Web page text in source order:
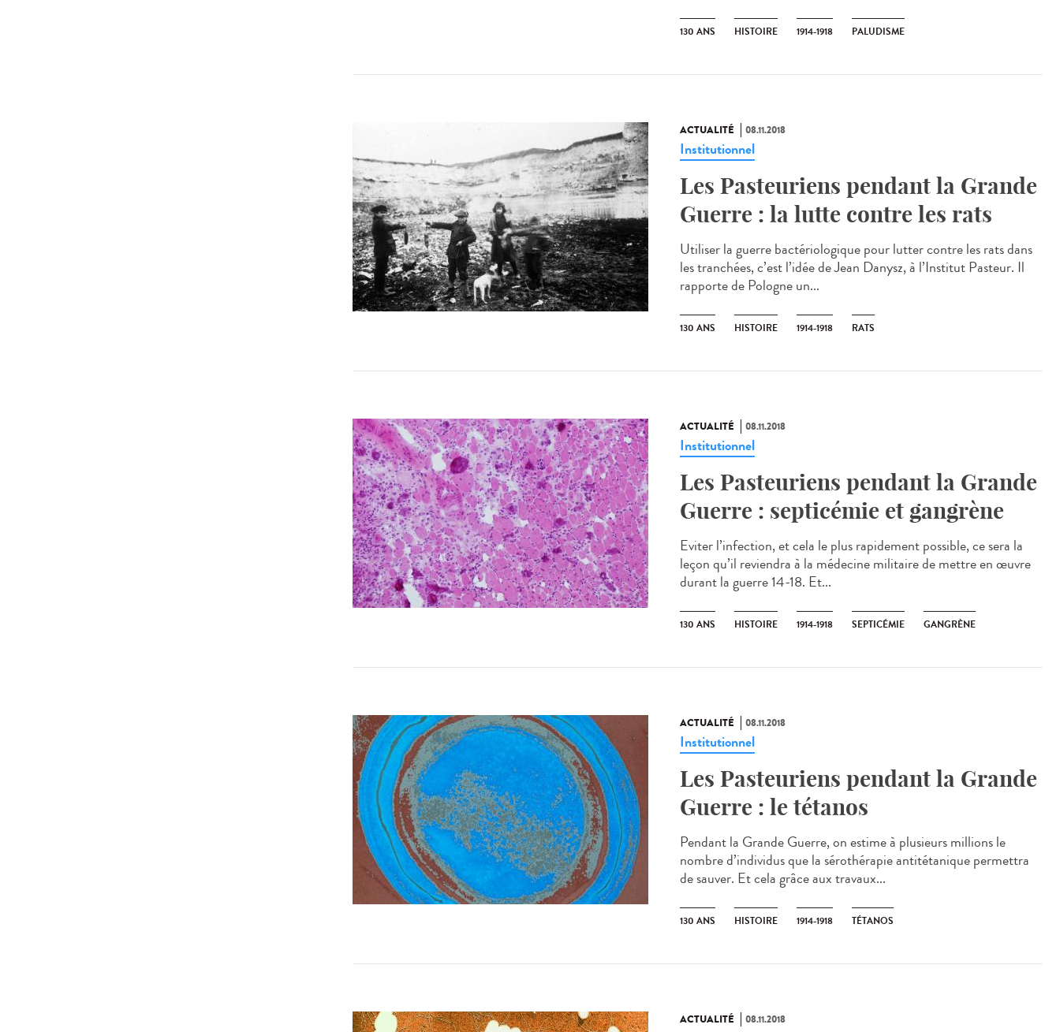
130 ANS HISTOIRE 1914-1918 PALUDISME
ACTUALITÉ 08.11.2018
Institutionnel
Les Pasteuriens pendant la Grande
Guerre : la lutte contre les rats
Utiliser la guerre bactériologique pour lutter contre les rats dans
les tranchées, c’est l’idée de Jean Danysz, à l’Institut Pasteur. Il
rapporte de Pologne un...
130 ANS HISTOIRE 1914-1918 RATS
ACTUALITÉ 08.11.2018
Institutionnel
Les Pasteuriens pendant la Grande
Guerre : septicémie et gangrène
Eviter l’infection, et cela le plus rapidement possible, ce sera la
leçon qu’il reviendra à la médecine militaire de mettre en œuvre
durant la guerre 14-18. Et...
130 ANS HISTOIRE 1914-1918 SEPTICÉMIE GANGRÈNE
ACTUALITÉ 08.11.2018
Institutionnel
Les Pasteuriens pendant la Grande
Guerre : le tétanos
Pendant la Grande Guerre, on estime à plusieurs millions le
nombre d’individus que la sérothérapie antitétanique permettra
de sauver. Et cela grâce aux travaux...
130 ANS HISTOIRE 1914-1918 TÉTANOS
ACTUALITÉ 08.11.2018